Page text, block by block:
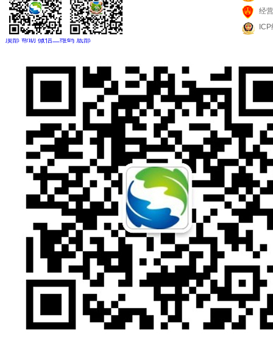
经
顶部 帮助 微信二维码 底部